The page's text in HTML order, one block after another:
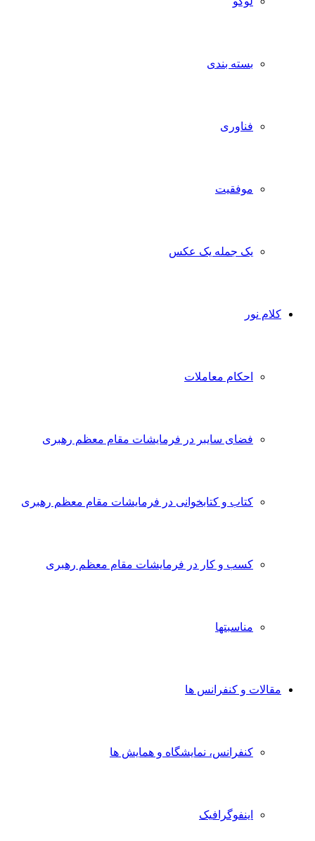
بسته بندی
فناوری
موفقیت
یک جمله یک عکس
کلام نور
احکام معاملات
فضای سایبر در فرمایشات مقام معظم رهبری
کتاب و کتابخوانی در فرمایشات مقام معظم رهبری
کسب و کار در فرمایشات مقام معظم رهبری
مناسبتها
مقالات و کنفرانس ها
کنفرانس، نمایشگاه و همایش ها
اینفوگرافیک